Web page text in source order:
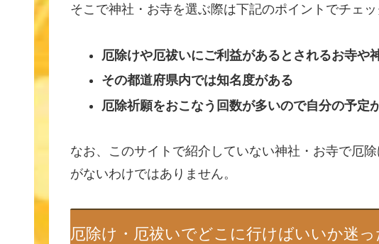
そこで神社・お寺を選ぶ際は下記のポイントでチェ
厄除けや厄祓いにご利益があるとされるお寺や
その都道府県内では知名度がある
厄除祈願をおこなう回数が多いので自分の予定
なお、このサイトで紹介していない神社・お寺で厄
がないわけではありません。
厄除け・厄祓いでどこに行けばいいか迷